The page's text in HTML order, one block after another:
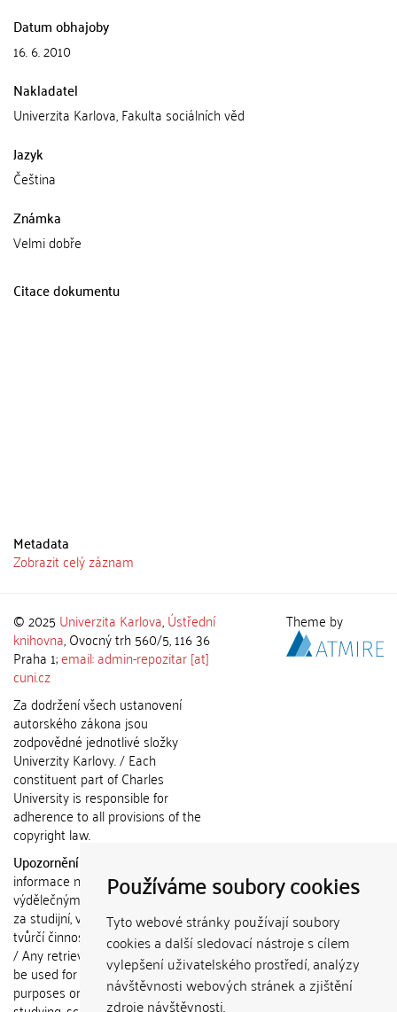
Používáme soubory cookies
Tyto webové stránky používají soubory
cookies a další sledovací nástroje s cílem
vylepšení uživatelského prostředí, analýzy
návštěvnosti webových stránek a zjištění
zdroje návštěvnosti.
Datum obhajoby
16. 6. 2010
Nakladatel
Univerzita Karlova, Fakulta sociálních věd
Jazyk
Čeština
Známka
Velmi dobře
Citace dokumentu
Metadata
Zobrazit celý záznam
© 2025 Univerzita Karlova,Ústřední
knihovna, Ovocný trh 560/5, 116 36
Praha 1;email: admin-repozitar [at]
cuni.cz
Za dodržení všech ustanovení
autorského zákona jsou
zodpovědné jednotlivé složky
Univerzity Karlovy. / Each
constituent part of Charles
University is responsible for
adherence to all provisions of the
copyright law.
Upozornění / Notice:
informace nemohou být použity k
výdělečným účelům nebo vydávány
za studijní, vědeckou nebo jinou
tvůrčí činnost jiné osoby než autora.
/ Any retrieved information shall not
be used for any commercial
purposes or claimed as results of
Theme by